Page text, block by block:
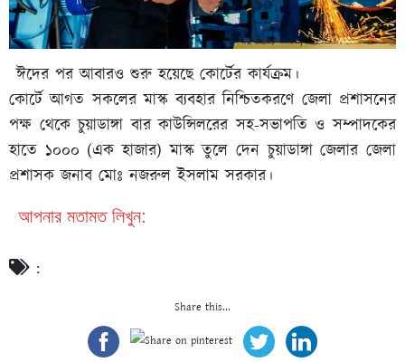
ঈদের পর আবারও শুরু হয়েছে কোর্টের কার্যক্রম।
কোর্টে আগত সকলের মাস্ক ব্যবহার নিশ্চিতকরণে জেলা প্রশাসনের
পক্ষ থেকে চুয়াডাঙ্গা বার কাউন্সিলরের সহ-সভাপতি ও সম্পাদকের
হাতে ১০০০ (এক হাজার) মাস্ক তুলে দেন চুয়াডাঙ্গা জেলার জেলা
প্রশাসক জনাব মোঃ নজরুল ইসলাম সরকার।
আপনার মতামত লিখুন:
:
Share this...